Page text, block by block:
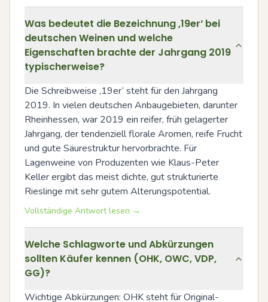
Was bedeutet die Bezeichnung ‚19er‘ bei
deutschen Weinen und welche
Eigenschaften brachte der Jahrgang 2019
typischerweise?
Die Schreibweise ‚19er‘ steht für den Jahrgang
2019. In vielen deutschen Anbaugebieten, darunter
Rheinhessen, war 2019 ein reifer, früh gelagerter
Jahrgang, der tendenziell florale Aromen, reife Frucht
und gute Säurestruktur hervorbrachte. Für
Lagenweine von Produzenten wie Klaus-Peter
Keller ergibt das meist dichte, gut strukturierte
Rieslinge mit sehr gutem Alterungspotential.
Vollständige Antwort lesen →
Welche Schlagworte und Abkürzungen
sollten Käufer kennen (OHK, OWC, VDP,
GG)?
Wichtige Abkürzungen: OHK steht für Original-